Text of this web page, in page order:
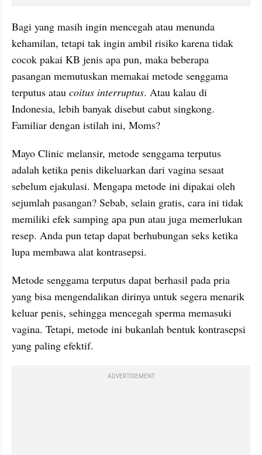
Bagi yang masih ingin mencegah atau menunda
kehamilan, tetapi tak ingin ambil risiko karena tidak
cocok pakai KB jenis apa pun, maka beberapa
pasangan memutuskan memakai metode senggama
terputus atau coitus interruptus. Atau kalau di
Indonesia, lebih banyak disebut cabut singkong.
Familiar dengan istilah ini, Moms?
Mayo Clinic melansir, metode senggama terputus
adalah ketika penis dikeluarkan dari vagina sesaat
sebelum ejakulasi. Mengapa metode ini dipakai oleh
sejumlah pasangan? Sebab, selain gratis, cara ini tidak
memiliki efek samping apa pun atau juga memerlukan
resep. Anda pun tetap dapat berhubungan seks ketika
lupa membawa alat kontrasepsi.
Metode senggama terputus dapat berhasil pada pria
yang bisa mengendalikan dirinya untuk segera menarik
keluar penis, sehingga mencegah sperma memasuki
vagina. Tetapi, metode ini bukanlah bentuk kontrasepsi
yang paling efektif.
ADVERTISEMENT